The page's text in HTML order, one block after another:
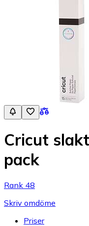
Cricut
pack
Rank 48
Skriv omdöme
Priser